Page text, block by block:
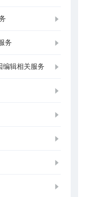
务
编辑相关服务